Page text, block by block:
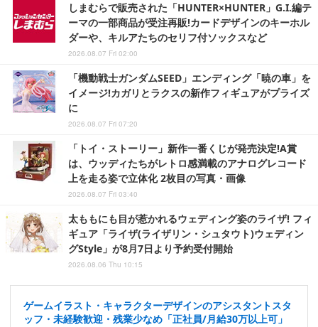
しまむらで販売された「HUNTER×HUNTER」G.I.編テ
ーマの一部商品が受注再販!カードデザインのキーホル
ダーや、キルアたちのセリフ付ソックスなど
2026.08.07 Fri 02:00
「機動戦士ガンダムSEED」エンディング「暁の車」を
イメージ!カガリとラクスの新作フィギュアがプライズ
に
2026.08.07 Fri 07:20
「トイ・ストーリー」新作一番くじが発売決定!A賞
は、ウッディたちがレトロ感満載のアナログレコード
上を走る姿で立体化 2枚目の写真・画像
2026.08.07 Fri 03:40
太ももにも目が惹かれるウェディング姿のライザ! フィ
ギュア「ライザ(ライザリン・シュタウト)ウェディン
グStyle」が8月7日より予約受付開始
2026.08.06 Thu 10:15
ゲームイラスト・キャラクターデザインのアシスタントスタ
ッフ・未経験歓迎・残業少なめ「正社員/月給30万以上可」